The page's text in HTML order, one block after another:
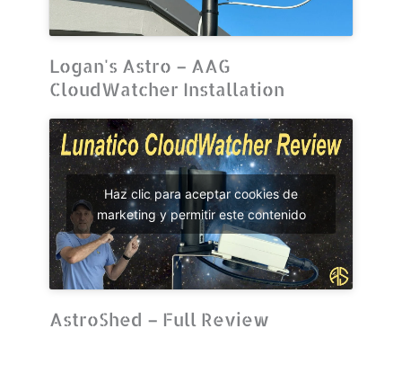
Logan's Astro – AAG
CloudWatcher Installation
Haz clic para aceptar cookies de
marketing y permitir este contenido
AstroShed – Full Review